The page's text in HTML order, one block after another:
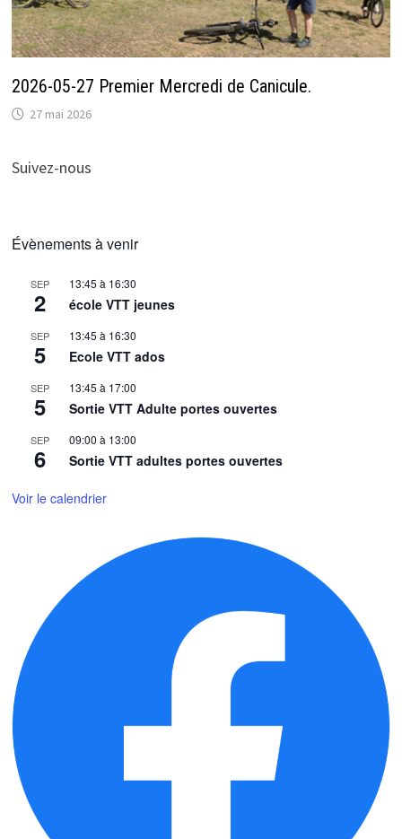
2026-05-27 Premier Mercredi de Canicule.
27 mai 2026
Suivez-nous
Évènements à venir
SEP
2
13:45 à 16:30
école VTT jeunes
SEP
5
13:45 à 16:30
Ecole VTT ados
SEP
5
13:45 à 17:00
Sortie VTT Adulte portes ouvertes
SEP
6
09:00 à 13:00
Sortie VTT adultes portes ouvertes
Voir le calendrier